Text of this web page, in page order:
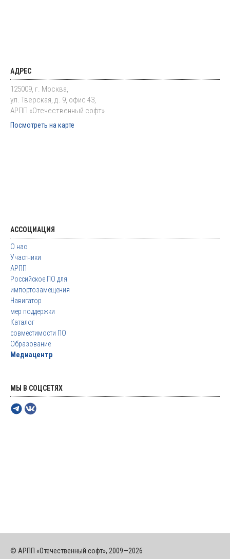
АДРЕС
125009, г. Москва,
ул. Тверская, д. 9, офис 43,
АРПП «Отечественный софт»
Посмотреть на карте
АССОЦИАЦИЯ
О нас
Участники
АРПП
Российское ПО для
импортозамещения
Навигатор
мер поддержки
Каталог
совместимости ПО
Образование
Медиацентр
МЫ В СОЦСЕТЯХ
© АРПП «Отечественный софт», 2009—2026